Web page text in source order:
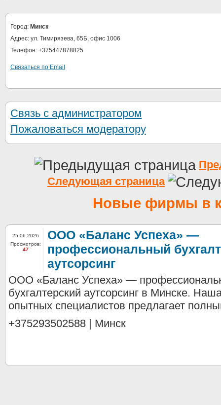
Город: Минск
Адрес: ул. Тимирязева, 65Б, офис 1006
Телефон: +375447878825
Связаться по Email
Связь с администратором
Пожаловаться модератору
Следующая страница
Новые фирмы в
25.06.2026
Просмотров:
47
ООО «Баланс Успеха» —
профессиональный
аутсорсинг
ООО «Баланс Успеха» —
бухгалтерский аутсорсинг в Минске.
опытных специалистов предлагает
+375293502588 | Минск